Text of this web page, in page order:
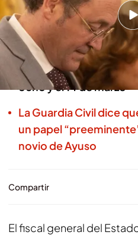
La Guardia Civil no
teléfono del fiscal
García Ortiz borró
ocho y el 14 de marzo
La Guardia Civil dice
un papel
novio de Ayuso
Compartir
El fiscal general del